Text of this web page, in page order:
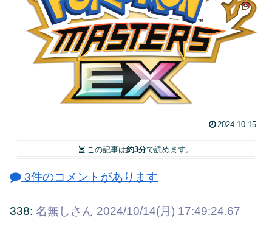
2024.10.15
この記事は約3分で読めます。
3件のコメントがあります
338: 名無しさん 2024/10/14(月) 17:49:24.67